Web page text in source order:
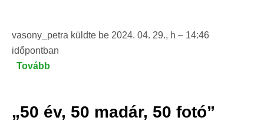
vasony_petra küldte be 2024. 04. 29., h – 14:46
időpontban
Tovább
„50 év, 50 madár, 50 fotó”